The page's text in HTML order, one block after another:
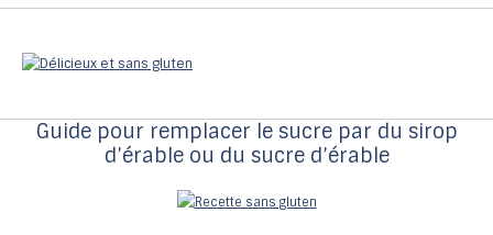
Guide pour remplacer le sucre par du sirop
d’érable ou du sucre d’érable